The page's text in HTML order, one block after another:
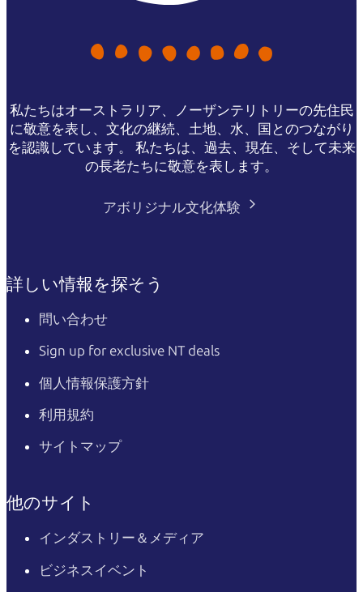
私たちはオーストラリア、ノーザンテリトリーの先住民
に敬意を表し、文化の継続、土地、水、国とのつながり
を認識しています。 私たちは、過去、現在、そして未来
の長老たちに敬意を表します。
アボリジナル文化体験
詳しい情報を探そう
問い合わせ
Sign up for exclusive NT deals
個人情報保護方針
利用規約
サイトマップ
他のサイト
インダストリー＆メディア
ビジネスイベント